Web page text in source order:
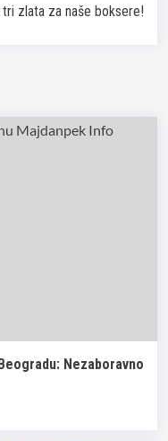
zlata za naše boksere!
Nezaboravno